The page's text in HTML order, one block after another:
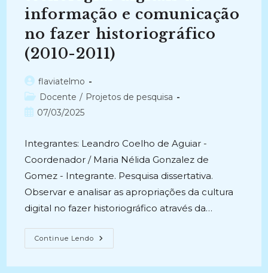
informação e comunicação
no fazer historiográfico
(2010-2011)
Autor
do
post:
flaviatelmo
Categoria
do
Docente / Projetos de pesquisa
Post07/03/2025
Integrantes: Leandro Coelho de Aguiar -
Coordenador / Maria Nélida Gonzalez de
Gomez - Integrante. Pesquisa dissertativa.
Observar e analisar as apropriações da cultura
digital no fazer historiográfico através da…
Continue Lendo CULTURA
DIGITAL